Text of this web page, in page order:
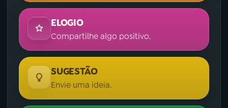
ELOGIO
Compartilhe algo positivo.
SUGESTÃO
Envie uma ideia.